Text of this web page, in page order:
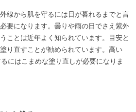
線から肌を守るには日が暮れるまでと言
要になります。曇りや雨の日でさえ紫外
ことは近年よく知られています。目安と
り直すことが勧められています。高い
にはこまめな塗り直しが必要になりま